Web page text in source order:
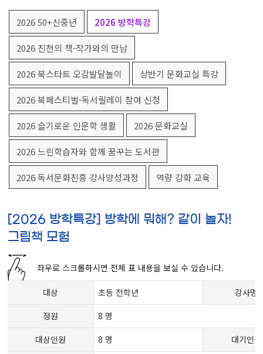
2026 50+신중년 2026 방학특강
2026 진천의 책-작가와의 만남
2026 북스타트 오감발달놀이 상반기 문화교실 특강
2026 북페스티벌-독서릴레이 참여 신청
2026 슬기로운 인문학 생활 2026 문화교실
2026 느린학습자와 함께 꿈꾸는 도서관
2026 독서문화진흥 강사양성과정 역량 강화 교육
[2026 방학특강] 방학에 뭐해? 같이 놀자!
그림책 모험
좌우로 스크롤하시면 전체 표 내용을 보실 수 있습니다.
대상 초등 전학년
강사명
정원
8 명
대상인원
8 명
대기인원